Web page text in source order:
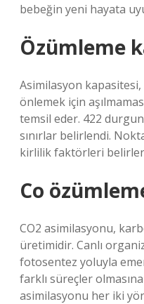
bebeğin yeni hayata
Özümleme
Asimilasyon
önlemek için
temsil eder. 422
sınırlar belirlendi.
kirlilik faktörleri
Co
CO2 asimilasyonu,
üretimidir. Canlı
fotosentez yoluyla
farklı süreçler
asimilasyonu her iki